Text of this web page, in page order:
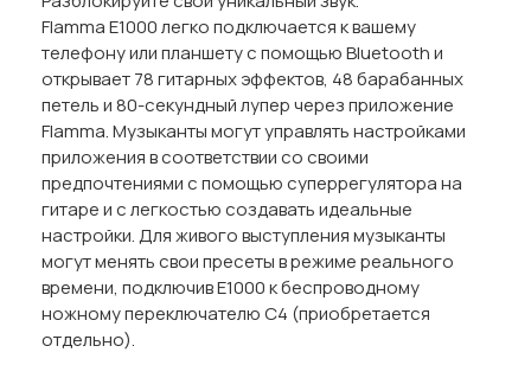
Flamma E1000 легко подключается к вашему
телефону или планшету с помощью Bluetooth и
открывает 78 гитарных эффектов, 48 барабанных
петель и 80-секундный лупер через приложение
Flamma. Музыканты могут управлять настройками
приложения в соответствии со своими
предпочтениями с помощью суперрегулятора на
гитаре и с легкостью создавать идеальные
настройки. Для живого выступления музыканты
могут менять свои пресеты в режиме реального
времени, подключив E1000 к беспроводному
ножному переключателю C4 (приобретается
отдельно).